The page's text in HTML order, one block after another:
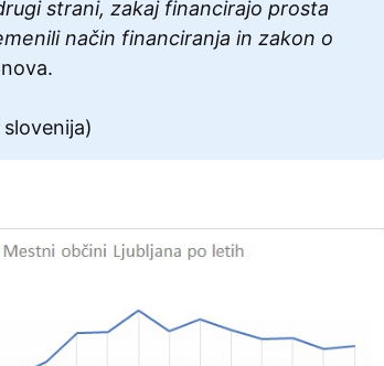
strani, zakaj financirajo prosta
način financiranja in zakon o